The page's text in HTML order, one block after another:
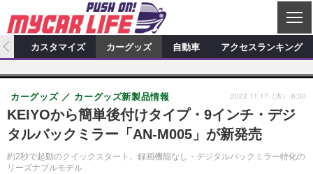
C
L
S
カーオーディオ
特集記事 新製品情報
プロショップ検索
カーオーディオニュース デモカー製作記
その他
カスタマイズ
カスタマイズ特集記事 カスタマイズ新製品情報
カスタマイズニュース
カーグッズ
カーグッズ特集記事 カーグッズ新製品情報
カーグッズニュース
自動車
ニュース
アクセスランキング
カスタマイズ カーグッズ 自動車 アクセスランキング
KEIYOから簡単後付けタイプ・9インチ・デジ
タルバックミラー「AN-M005」が新発売
約2秒で起動のクイックスタート、録画機能なし・デジタルバックミラー特化の
リーズナブルモデル
カーグッズ カーグッズ新製品情報 2022.11.17（木） 6:30